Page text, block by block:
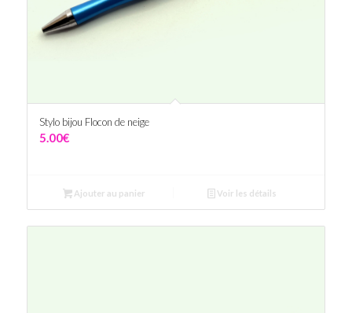
Stylo bijou Flocon de neige
5.00€
Ajouter au panier Voir les détails